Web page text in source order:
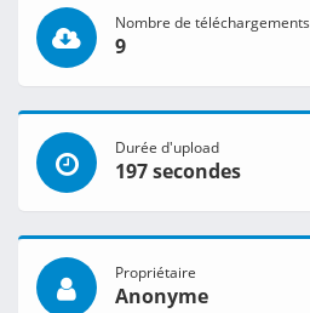
Nombre de téléchargements
9
Durée d'upload
197 secondes
Propriétaire
Anonyme